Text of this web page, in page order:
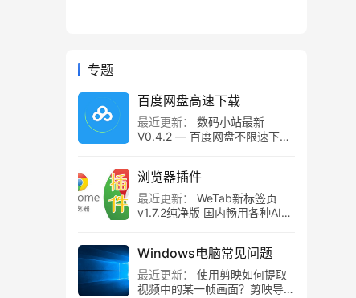
专题
百度网盘高速下载
最近更新：
数码小站最新
V0.4.2 — 百度网盘不限速下载
浏览器插件
最近更新：
WeTab新标签页
v1.7.2纯净版 国内畅用各种AI组
Windows电脑常见问题
最近更新：
使用剪映如何提取
视频中的某一帧画面？剪映导出